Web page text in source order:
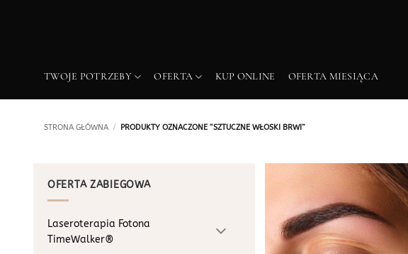
TWOJE POTRZEBY OFERTA KUP ONLINE OFERTA MIESIĄCA
STRONA GŁÓWNA / PRODUKTY OZNACZONE “SZTUCZNE WŁOSKI BRWI”
OFERTA ZABIEGOWA
Laseroterapia Fotona
TimeWalker®